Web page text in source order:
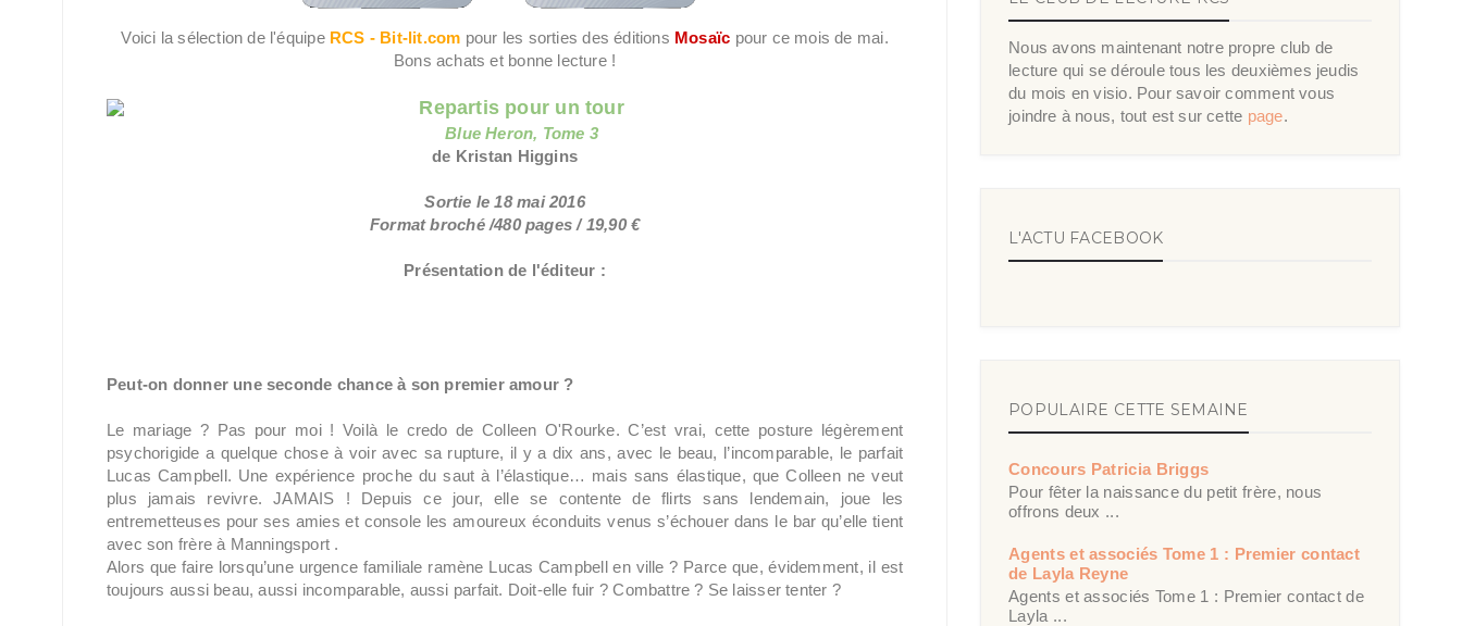
Voici la sélection de l'équipe RCS - Bit-lit.com pour les sorties des éditions Mosaïc pour ce mois de mai.
Bons achats et bonne lecture !
Repartis pour un tour
Blue Heron, Tome 3
de Kristan Higgins
Sortie le 18 mai 2016
Format broché /480 pages / 19,90 €
Présentation de l'éditeur :
Peut-on donner une seconde chance à son premier amour ?
Le mariage ? Pas pour moi ! Voilà le credo de Colleen O'Rourke. C’est vrai, cette posture légèrement
psychorigide a quelque chose à voir avec sa rupture, il y a dix ans, avec le beau, l’incomparable, le parfait
Lucas Campbell. Une expérience proche du saut à l’élastique… mais sans élastique, que Colleen ne veut
plus jamais revivre. JAMAIS ! Depuis ce jour, elle se contente de flirts sans lendemain, joue les
entremetteuses pour ses amies et console les amoureux éconduits venus s’échouer dans le bar qu’elle tient
avec son frère à Manningsport .
Alors que faire lorsqu’une urgence familiale ramène Lucas Campbell en ville ? Parce que, évidemment, il est
toujours aussi beau, aussi incomparable, aussi parfait. Doit-elle fuir ? Combattre ? Se laisser tenter ?
Nous avons maintenant notre propre club de
lecture qui se déroule tous les deuxièmes jeudis
du mois en visio. Pour savoir comment vous
joindre à nous, tout est sur cette page.
L'ACTU FACEBOOK
POPULAIRE CETTE SEMAINE
Concours Patricia Briggs
Pour fêter la naissance du petit frère, nous
offrons deux ...
Agents et associés Tome 1 : Premier contact
de Layla Reyne
Agents et associés Tome 1 : Premier contact de
Layla ...